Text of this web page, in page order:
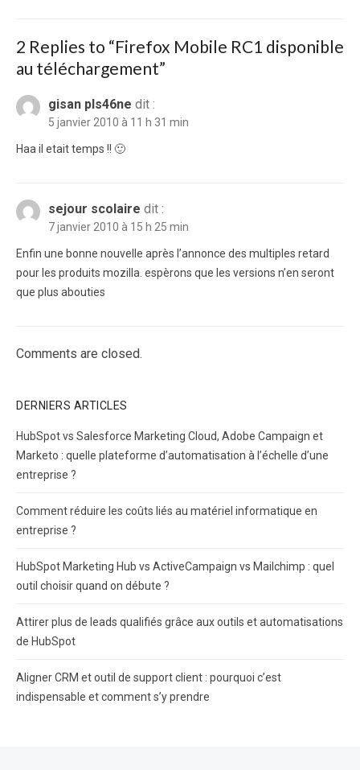
2 Replies to “Firefox Mobile RC1 disponible
au téléchargement”
gisan pls46ne dit :
5 janvier 2010 à 11 h 31 min
Haa il etait temps !! 🙂
sejour scolaire dit :
7 janvier 2010 à 15 h 25 min
Enfin une bonne nouvelle après l’annonce des multiples retard
pour les produits mozilla. espèrons que les versions n’en seront
que plus abouties
Comments are closed.
DERNIERS ARTICLES
HubSpot vs Salesforce Marketing Cloud, Adobe Campaign et
Marketo : quelle plateforme d’automatisation à l’échelle d’une
entreprise ?
Comment réduire les coûts liés au matériel informatique en
entreprise ?
HubSpot Marketing Hub vs ActiveCampaign vs Mailchimp : quel
outil choisir quand on débute ?
Attirer plus de leads qualifiés grâce aux outils et automatisations
de HubSpot
Aligner CRM et outil de support client : pourquoi c’est
indispensable et comment s’y prendre